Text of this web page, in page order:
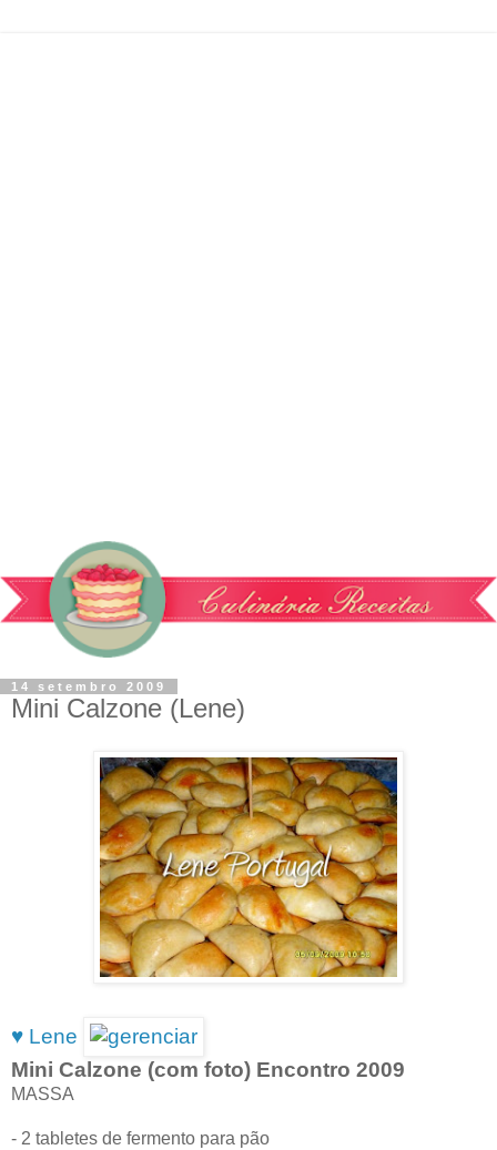
14 setembro 2009
Mini Calzone (Lene)
♥ Lene
Mini Calzone (com foto) Encontro 2009
MASSA
- 2 tabletes de fermento para pão